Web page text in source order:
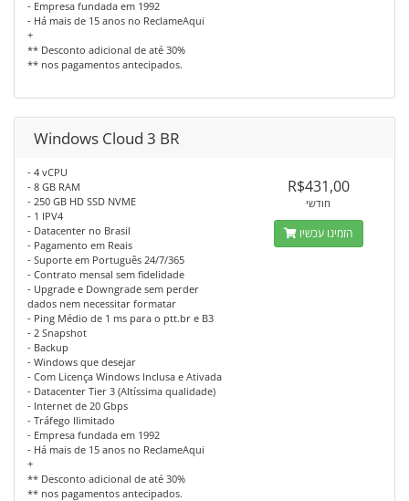
- Empresa fundada em 1992
- Há mais de 15 anos no ReclameAqui
+
** Desconto adicional de até 30%
** nos pagamentos antecipados.
Windows Cloud 3 BR
- 4 vCPU
- 8 GB RAM
- 250 GB HD SSD NVME
- 1 IPV4
- Datacenter no Brasil
- Pagamento em Reais
- Suporte em Português 24/7/365
- Contrato mensal sem fidelidade
- Upgrade e Downgrade sem perder
dados nem necessitar formatar
- Ping Médio de 1 ms para o ptt.br e B3
- 2 Snapshot
- Backup
- Windows que desejar
- Com Licença Windows Inclusa e Ativada
- Datacenter Tier 3 (Altíssima qualidade)
- Internet de 20 Gbps
- Tráfego Ilimitado
- Empresa fundada em 1992
- Há mais de 15 anos no ReclameAqui
+
** Desconto adicional de até 30%
** nos pagamentos antecipados.
R$431,00
חודשי
הזמינו עכשיו